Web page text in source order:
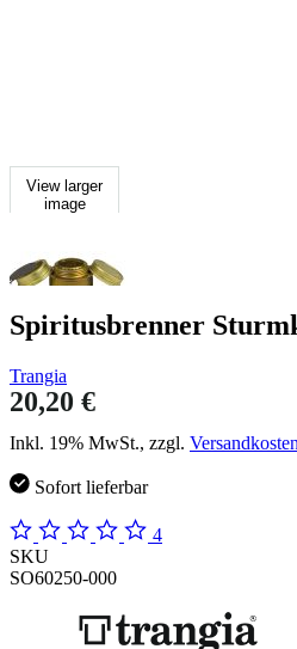
View larger
image
Spiritusbrenner
Trangia
20,20 €
Inkl. 19% MwSt., zzgl. Versandkosten
Sofort lieferbar
4
SKU
SO60250-000